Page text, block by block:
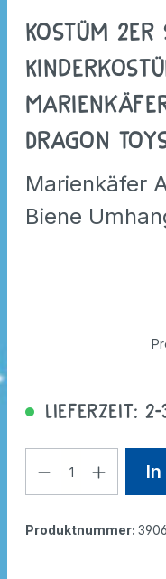
Kostüm 2er
Dragon
Marienkäfer
Biene
Lieferzeit:
Produktnummer: